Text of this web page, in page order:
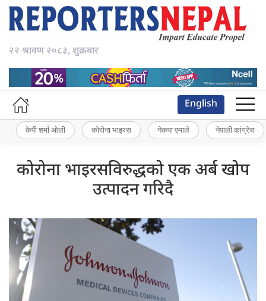
२२ श्रावण २०८३, शुक्रबार
English
केपी शर्मा ओली कोरोना भाइरस नेकपा एमाले नेपाली कांग्रेस
कोरोना भाइरसविरुद्धको एक अर्ब खोप
उत्पादन गरिदै